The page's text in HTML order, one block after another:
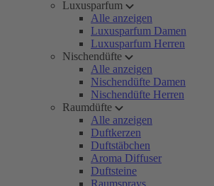
Luxusparfum
Alle anzeigen
Luxusparfum Damen
Luxusparfum Herren
Nischendüfte
Alle anzeigen
Nischendüfte Damen
Nischendüfte Herren
Raumdüfte
Alle anzeigen
Duftkerzen
Duftstäbchen
Aroma Diffuser
Duftsteine
Raumsprays